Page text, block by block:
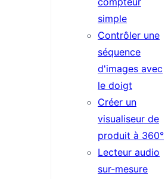
simple
Contrôler une
séquence
d'images avec
le doigt
Créer un
visualiseur de
produit à 360°
Lecteur audio
sur-mesure